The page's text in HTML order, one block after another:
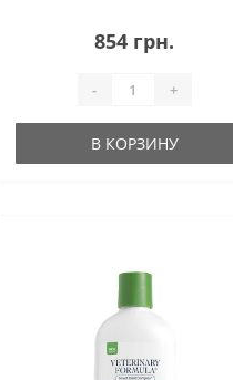
854 грн.
- +
В КОРЗИНУ